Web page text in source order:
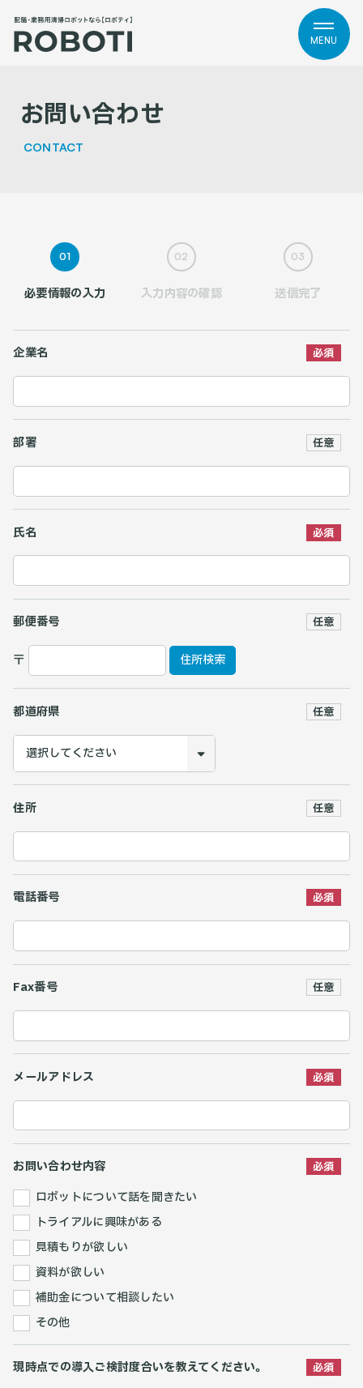
MENU
お問い合わせ
CONTACT
01
必要情報の入力
02
入力内容の確認
03
送信完了
企業名
部署
氏名
郵便番号
〒 住所検索
都道府県
住所
電話番号
Fax番号
メールアドレス
お問い合わせ内容
ロボットについて話を聞きたい
トライアルに興味がある
見積もりが欲しい
資料が欲しい
補助金について相談したい
その他
現時点での導入ご検討度合いを教えてください。